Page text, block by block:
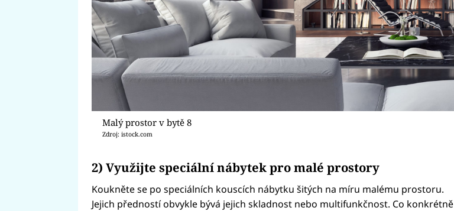
Malý prostor v bytě 8
Zdroj: istock.com
2) Využijte speciální nábytek pro malé prostory
Koukněte se po speciálních kouscích nábytku šitých na míru malému prostoru.
Jejich předností obvykle bývá jejich skladnost nebo multifunkčnost. Co konkrétně